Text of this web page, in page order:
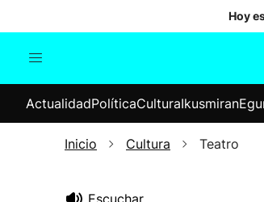
Hoy
Internacional
Elecciones
ActualidadPolíticaCulturaIkusmiran
Inicio Cultura Teatro
Escuchar